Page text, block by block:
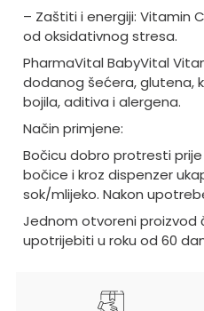
– Zaštiti i energiji: Vitamin
od oksidativnog stresa.
PharmaVital BabyVital
dodanog šećera, glutena,
bojila, aditiva i alergena.
Način primjene:
Bočicu dobro protresti
bočice i kroz dispenzer
sok/mlijeko. Nakon
Jednom otvoreni proizvod
upotrijebiti u roku od 60